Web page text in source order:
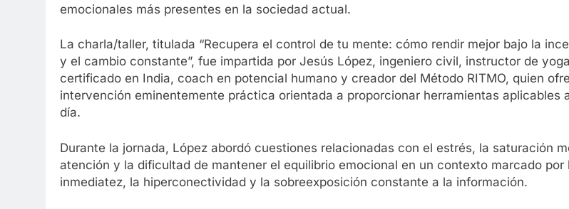
emocionales más presentes en la sociedad actual.
La charla/taller, titulada “Recupera el control de tu mente: cómo rendir mejor bajo la
y el cambio constante”, fue impartida por Jesús López, ingeniero civil, instructor de yoga
certificado en India, coach en potencial humano y creador del Método RITMO, quien
intervención eminentemente práctica orientada a proporcionar herramientas aplicables
día.
Durante la jornada, López abordó cuestiones relacionadas con el estrés, la saturación
atención y la dificultad de mantener el equilibrio emocional en un contexto marcado por
inmediatez, la hiperconectividad y la sobreexposición constante a la información.